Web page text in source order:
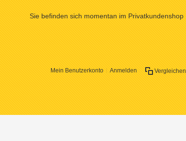
Sie befinden sich momentan im Privatkundenshop
Vergleichen
Mein Benutzerkonto Anmelden